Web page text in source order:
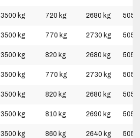
3500 kg 720 kg 2680 kg
3500 kg 770 kg 2730 kg
3500 kg 820 kg 2680 kg
3500 kg 770 kg 2730 kg
3500 kg 820 kg 2680 kg
3500 kg 810 kg 2690 kg
3500 kg 860 kg 2640 kg